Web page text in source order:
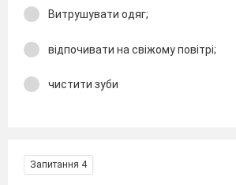
Витрушувати одяг;
відпочивати на свіжому повітрі;
чистити зуби
Запитання 4